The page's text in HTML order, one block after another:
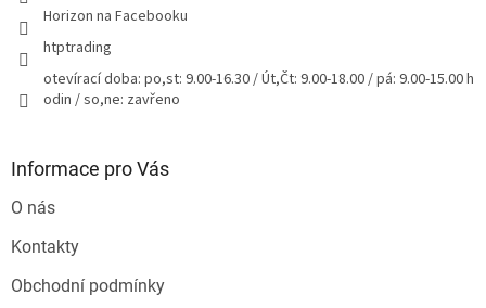
Horizon na Facebooku
htptrading
otevírací doba: po,st: 9.00-16.30 / Út,Čt: 9.00-18.00 / pá: 9.00-15.00 h
odin / so,ne: zavřeno
Informace pro Vás
O nás
Kontakty
Obchodní podmínky